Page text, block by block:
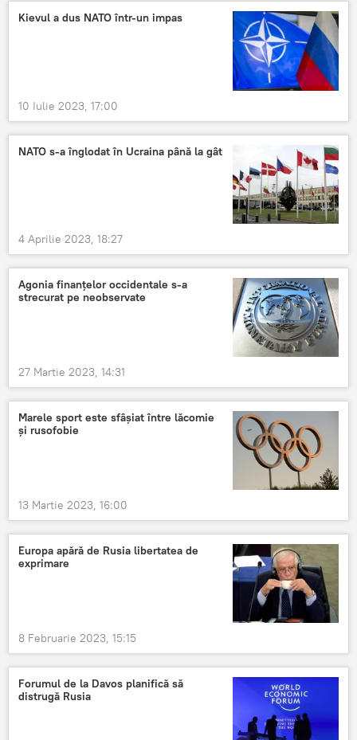
Kievul a dus NATO într-un impas
10 Iulie 2023, 17:00
NATO s-a înglodat în Ucraina până la gât
4 Aprilie 2023, 18:27
Agonia finanțelor occidentale s-a
strecurat pe neobservate
27 Martie 2023, 14:31
Marele sport este sfâșiat între lăcomie
și rusofobie
13 Martie 2023, 16:00
Europa apără de Rusia libertatea de
exprimare
8 Februarie 2023, 15:15
Forumul de la Davos planifică să
distrugă Rusia